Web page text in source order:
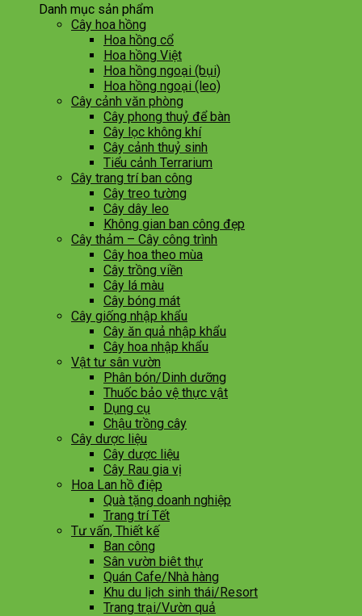
Danh mục sản phẩm
Cây hoa hồng
Hoa hồng cổ
Hoa hồng Việt
Hoa hồng ngoại (bụi)
Hoa hồng ngoại (leo)
Cây cảnh văn phòng
Cây phong thuỷ để bàn
Cây lọc không khí
Cây cảnh thuỷ sinh
Tiểu cảnh Terrarium
Cây trang trí ban công
Cây treo tường
Cây dây leo
Không gian ban công đẹp
Cây thảm – Cây công trình
Cây hoa theo mùa
Cây trồng viền
Cây lá màu
Cây bóng mát
Cây giống nhập khẩu
Cây ăn quả nhập khẩu
Cây hoa nhập khẩu
Vật tư sân vườn
Phân bón/Dinh dưỡng
Thuốc bảo vệ thực vật
Dụng cụ
Chậu trồng cây
Cây dược liệu
Cây dược liệu
Cây Rau gia vị
Hoa Lan hồ điệp
Quà tặng doanh nghiệp
Trang trí Tết
Tư vấn, Thiết kế
Ban công
Sân vườn biêt thự
Quán Cafe/Nhà hàng
Khu du lịch sinh thái/Resort
Trang trại/Vườn quả